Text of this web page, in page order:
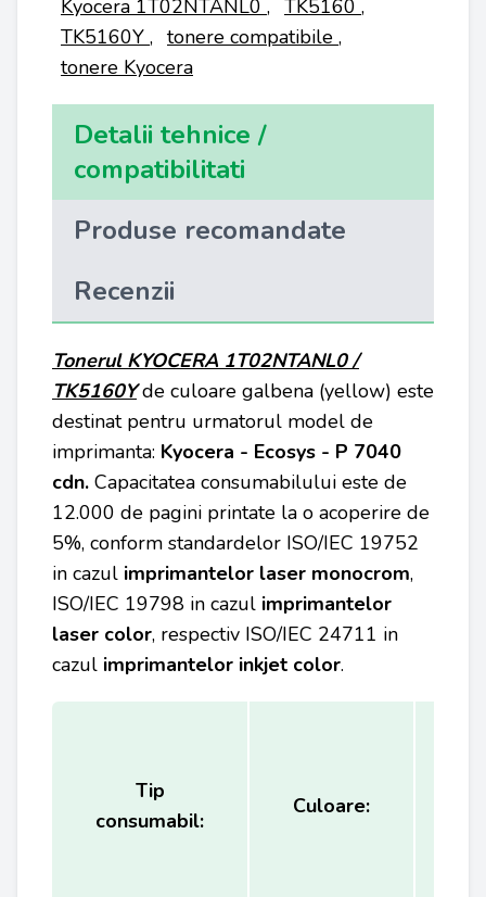
Kyocera 1T02NTANL0 , TK5160 ,
TK5160Y , tonere compatibile ,
tonere Kyocera
Detalii tehnice /
compatibilitati
Produse recomandate
Recenzii
Tonerul KYOCERA 1T02NTANL0 /
TK5160Y de culoare galbena (yellow) este
destinat pentru urmatorul model de
imprimanta: Kyocera - Ecosys - P 7040
cdn. Capacitatea consumabilului este de
12.000 de pagini printate la o acoperire de
5%, conform standardelor ISO/IEC 19752
in cazul imprimantelor laser monocrom,
ISO/IEC 19798 in cazul imprimantelor
laser color, respectiv ISO/IEC 24711 in
cazul imprimantelor inkjet color.
Tip
consumabil:
Culoare: